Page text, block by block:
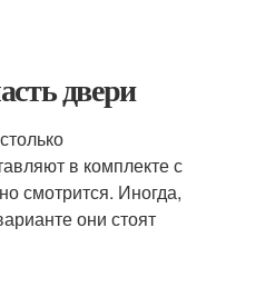
двери
в комплекте с
смотрится. Иногда,
они стоят